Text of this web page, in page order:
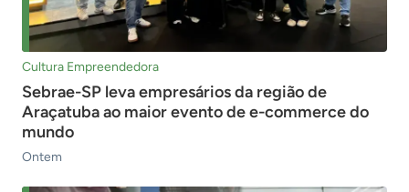
Cultura Empreendedora
Sebrae-SP leva empresários da região de
Araçatuba ao maior evento de e-commerce do
mundo
Ontem